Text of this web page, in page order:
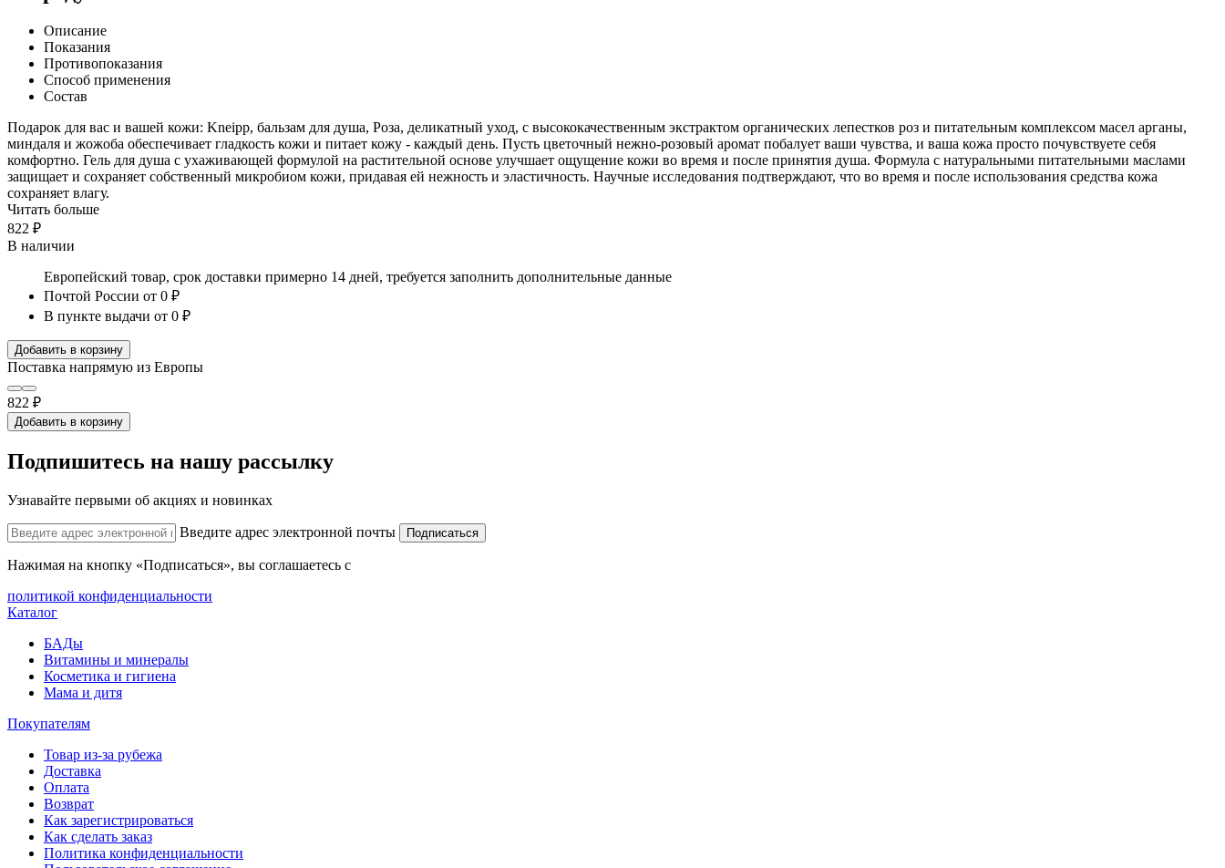
Описание
Показания
Противопоказания
Способ применения
Состав
Подарок для вас и вашей кожи: Kneipp, бальзам для душа, Роза, деликатный уход, с высококачественным экстрактом органических лепестков роз и питательным комплексом масел арганы,
миндаля и жожоба обеспечивает гладкость кожи и питает кожу - каждый день. Пусть цветочный нежно-розовый аромат побалует ваши чувства, и ваша кожа просто почувствуете себя
комфортно. Гель для душа с ухаживающей формулой на растительной основе улучшает ощущение кожи во время и после принятия душа. Формула с натуральными питательными маслами
защищает и сохраняет собственный микробиом кожи, придавая ей нежность и эластичность. Научные исследования подтверждают, что во время и после использования средства кожа
сохраняет влагу.
Читать больше
822 ₽
В наличии
Европейский товар, срок доставки примерно 14 дней, требуется заполнить дополнительные данные
Почтой России от 0 ₽
В пункте выдачи от 0 ₽
Добавить в корзину
Поставка напрямую из Европы
822 ₽
Добавить в корзину
Подпишитесь на нашу рассылку
Узнавайте первыми об акциях и новинках
Введите адрес электронной почты Подписаться
Нажимая на кнопку «Подписаться», вы соглашаетесь с
политикой конфиденциальности
Каталог
БАДы
Витамины и минералы
Косметика и гигиена
Мама и дитя
Покупателям
Товар из-за рубежа
Доставка
Оплата
Возврат
Как зарегистрироваться
Как сделать заказ
Политика конфиденциальности